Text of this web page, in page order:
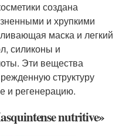
создана
и хрупкими
маска и легкий
силиконы и
Эти вещества
структуру
и регенерацию.
nutritive»